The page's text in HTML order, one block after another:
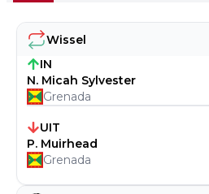
Wissel
IN
N. Micah Sylvester
Grenada
UIT
P. Muirhead
Grenada